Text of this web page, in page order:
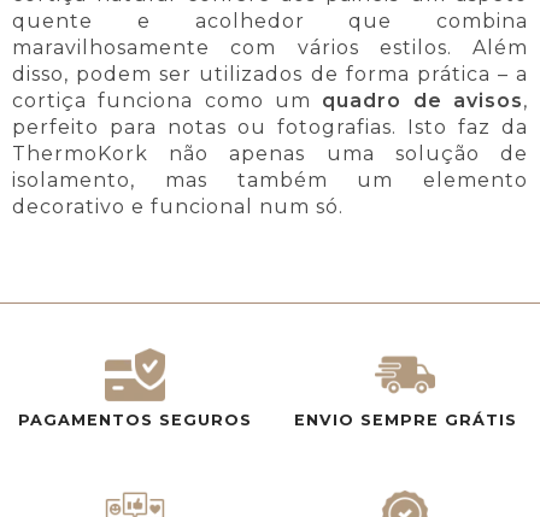
quente e acolhedor que combina
maravilhosamente com vários estilos. Além
disso, podem ser utilizados de forma prática – a
cortiça funciona como um quadro de avisos,
perfeito para notas ou fotografias. Isto faz da
ThermoKork não apenas uma solução de
isolamento, mas também um elemento
decorativo e funcional num só.
PAGAMENTOS SEGUROS ENVIO SEMPRE GRÁTIS